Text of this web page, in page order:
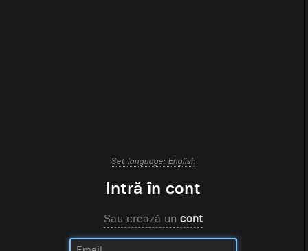
Set language: English
Intră în cont
Sau crează un cont